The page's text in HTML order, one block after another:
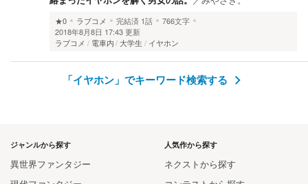
★0 ラブコメ 完結済 1話
766文字
2018年8月8日 17:43 更新
ラブコメ
電車内 大学生 イヤホン
「イヤホン」でキーワード検索する
人気作から探す
ネクストから探す
ジャンルから探す
異世界ファンタジー